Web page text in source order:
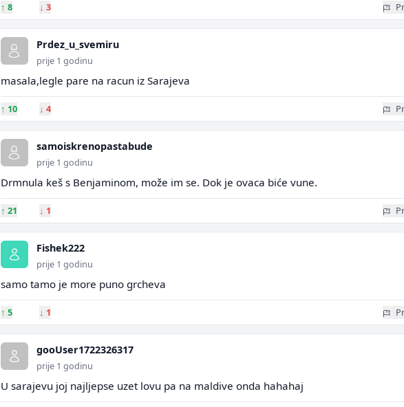
↑ 8 ↓ 3
Prdez_u_svemiru
prije 1 godinu
masala,legle pare na racun iz Sarajeva
↑ 10 ↓ 4
samoiskrenopastabude
prije 1 godinu
Drmnula keš s Benjaminom, može im se. Dok je ovaca biće vune.
↑ 21 ↓ 1
Fishek222
prije 1 godinu
samo tamo je more puno grcheva
↑ 5 ↓ 1
gooUser1722326317
prije 1 godinu
U sarajevu joj najljepse uzet lovu pa na maldive onda hahahaj